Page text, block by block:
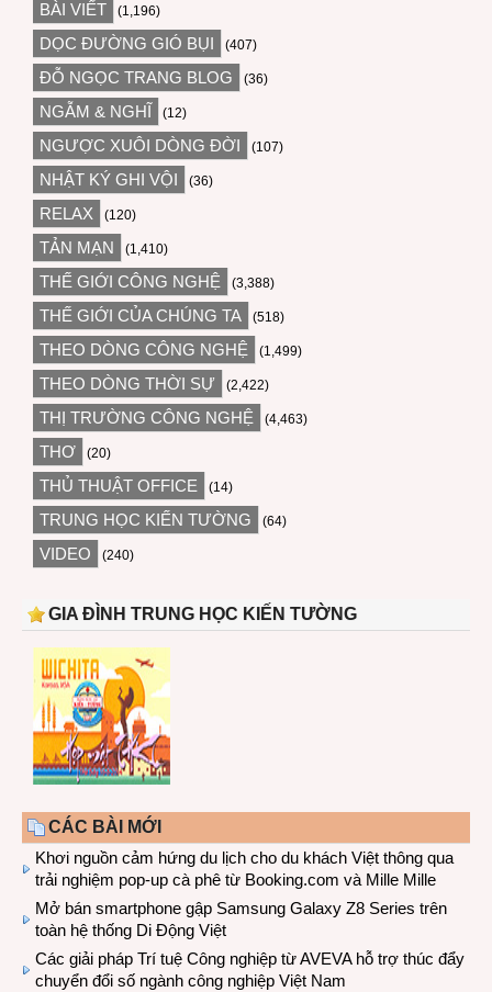
BÀI VIẾT (1,196)
DỌC ĐƯỜNG GIÓ BỤI (407)
ĐỖ NGỌC TRANG BLOG (36)
NGẪM & NGHĨ (12)
NGƯỢC XUÔI DÒNG ĐỜI (107)
NHẬT KÝ GHI VỘI (36)
RELAX (120)
TẢN MẠN (1,410)
THẾ GIỚI CÔNG NGHỆ (3,388)
THẾ GIỚI CỦA CHÚNG TA (518)
THEO DÒNG CÔNG NGHỆ (1,499)
THEO DÒNG THỜI SỰ (2,422)
THỊ TRƯỜNG CÔNG NGHỆ (4,463)
THƠ (20)
THỦ THUẬT OFFICE (14)
TRUNG HỌC KIẾN TƯỜNG (64)
VIDEO (240)
GIA ĐÌNH TRUNG HỌC KIẾN TƯỜNG
CÁC BÀI MỚI
Khơi nguồn cảm hứng du lịch cho du khách Việt thông qua
trải nghiệm pop-up cà phê từ Booking.com và Mille Mille
Mở bán smartphone gập Samsung Galaxy Z8 Series trên
toàn hệ thống Di Động Việt
Các giải pháp Trí tuệ Công nghiệp từ AVEVA hỗ trợ thúc đẩy
chuyển đổi số ngành công nghiệp Việt Nam